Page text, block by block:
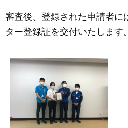
審査後、登録された申請者に
ター登録証を交付いたします。